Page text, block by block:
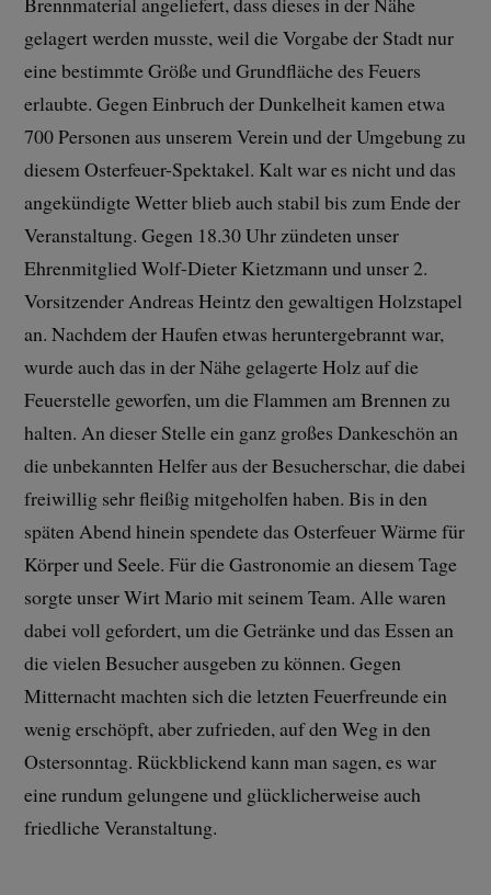
gelagert werden musste, weil die Vorgabe der Stadt nur
eine bestimmte Größe und Grundfläche des Feuers
erlaubte. Gegen Einbruch der Dunkelheit kamen etwa
700 Personen aus unserem Verein und der Umgebung zu
diesem Osterfeuer-Spektakel. Kalt war es nicht und das
angekündigte Wetter blieb auch stabil bis zum Ende der
Veranstaltung. Gegen 18.30 Uhr zündeten unser
Ehrenmitglied Wolf-Dieter Kietzmann und unser 2.
Vorsitzender Andreas Heintz den gewaltigen Holzstapel
an. Nachdem der Haufen etwas heruntergebrannt war,
wurde auch das in der Nähe gelagerte Holz auf die
Feuerstelle geworfen, um die Flammen am Brennen zu
halten. An dieser Stelle ein ganz großes Dankeschön an
die unbekannten Helfer aus der Besucherschar, die dabei
freiwillig sehr fleißig mitgeholfen haben. Bis in den
späten Abend hinein spendete das Osterfeuer Wärme für
Körper und Seele. Für die Gastronomie an diesem Tage
sorgte unser Wirt Mario mit seinem Team. Alle waren
dabei voll gefordert, um die Getränke und das Essen an
die vielen Besucher ausgeben zu können. Gegen
Mitternacht machten sich die letzten Feuerfreunde ein
wenig erschöpft, aber zufrieden, auf den Weg in den
Ostersonntag. Rückblickend kann man sagen, es war
eine rundum gelungene und glücklicherweise auch
friedliche Veranstaltung.